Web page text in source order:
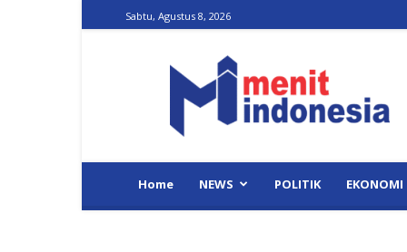
Sabtu, Agustus 8, 2026
Indonesia
Home NEWS POLITIK EKONOMI